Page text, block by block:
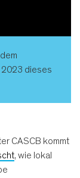
2023 dieses
CASCB kommt
, wie lokal